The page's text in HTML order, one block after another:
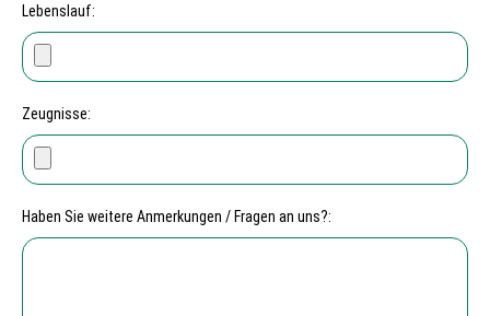
Lebenslauf:
Zeugnisse:
Haben Sie weitere Anmerkungen / Fragen an uns?: